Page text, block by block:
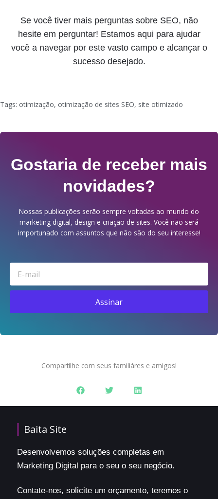
Se você tiver mais perguntas sobre SEO, não
hesite em perguntar! Estamos aqui para ajudar
você a navegar por este vasto campo e alcançar o
sucesso desejado.
Tags: otimização, otimização de sites SEO, site otimizado
Gostaria de receber mais
novidades?
Nossas publicações serão sempre voltadas ao mundo do
marketing digital, design e criação de sites. Você não será
importunado com assuntos que não são do seu interesse!
Email
Assinar
Compartilhe com seus familiáres e amigos!
Baita Site
Desenvolvemos soluções completas em
Marketing Digital para o seu o seu negócio.
Contate-nos, solicite um orçamento, teremos o